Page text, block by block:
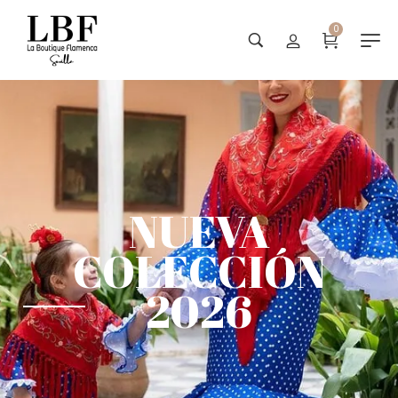
0
NUEVA
COLECCIÓN
2026